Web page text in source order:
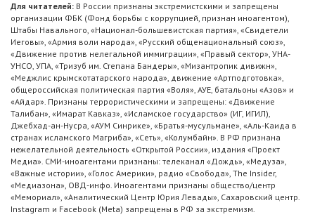
Для читателей: В России признаны экстремистскими и запрещены
организации ФБК (Фонд борьбы с коррупцией, признан иноагентом),
Штабы Навального, «Национал-большевистская партия», «Свидетели
Иеговы», «Армия воли народа», «Русский общенациональный союз»,
«Движение против нелегальной иммиграции», «Правый сектор», УНА-
УНСО, УПА, «Тризуб им. Степана Бандеры», «Мизантропик дивижн»,
«Меджлис крымскотатарского народа», движение «Артподготовка»,
общероссийская политическая партия «Воля», АУЕ, батальоны «Азов» и
«Айдар». Признаны террористическими и запрещены: «Движение
Талибан», «Имарат Кавказ», «Исламское государство» (ИГ, ИГИЛ),
Джебхад-ан-Нусра, «АУМ Синрике», «Братья-мусульмане», «Аль-Каида в
странах исламского Магриба», «Сеть», «Колумбайн». В РФ признана
нежелательной деятельность «Открытой России», издания «Проект
Медиа». СМИ-иноагентами признаны: телеканал «Дождь», «Медуза»,
«Важные истории», «Голос Америки», радио «Свобода», The Insider,
«Медиазона», ОВД-инфо. Иноагентами признаны общество/центр
«Мемориал», «Аналитический Центр Юрия Левады», Сахаровский центр.
Instagram и Facebook (Metа) запрещены в РФ за экстремизм.